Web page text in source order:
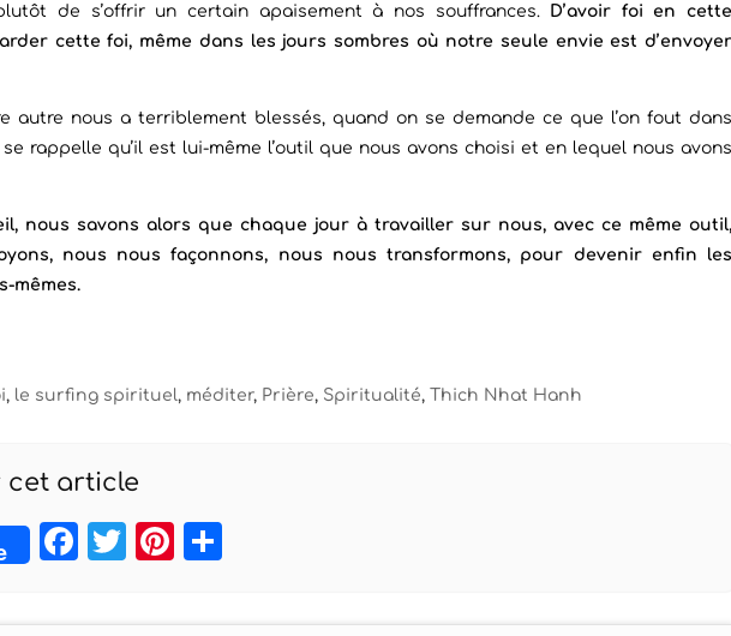
de s’offrir un certain apaisement à nos souffrances.
D’avoir foi en
cette foi, même dans les jours sombres où notre seule envie est
autre nous a terriblement blessés, quand on se demande ce que l’on fout
rappelle qu’il est lui-même l’outil que nous avons choisi et en lequel nous
nous savons alors que chaque jour à travailler sur nous, avec ce même
nous nous façonnons, nous nous transformons, pour devenir enfin
mêmes.
, le surfing spirituel, méditer, Prière, Spiritualité, Thich Nhat Hanh
cet article
Facebook
TwitterPinterest